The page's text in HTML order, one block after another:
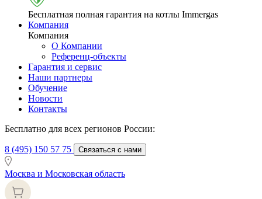
Бесплатная полная гарантия на котлы Immergas
Компания
Компания
О Компании
Референц-объекты
Гарантия и сервис
Наши партнеры
Обучение
Новости
Контакты
Бесплатно для всех регионов России:
8 (495) 150 57 75 Связаться с нами
Москва и Московская область